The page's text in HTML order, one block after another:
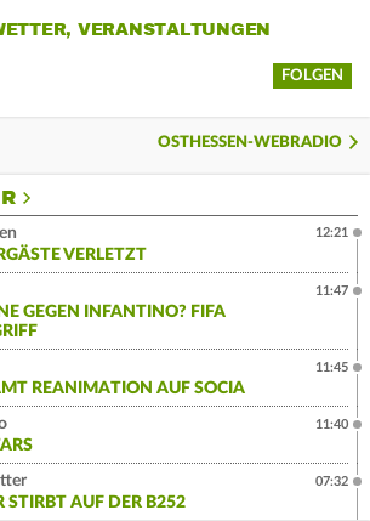
VERANSTALTUNGEN
FOLGEN
OSTHESSEN-WEBRADIO
VERLETZT
12:21
GEGEN INFANTINO? FIFA
11:47
REANIMATION AUF SOCIA
11:45
11:40
STIRBT AUF DER B252
07:32